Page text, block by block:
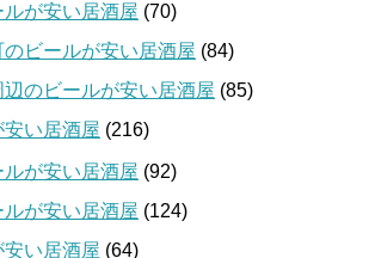
が安い居酒屋 (70)
ビールが安い居酒屋 (84)
のビールが安い居酒屋 (85)
い居酒屋 (216)
が安い居酒屋 (92)
が安い居酒屋 (124)
い居酒屋 (64)